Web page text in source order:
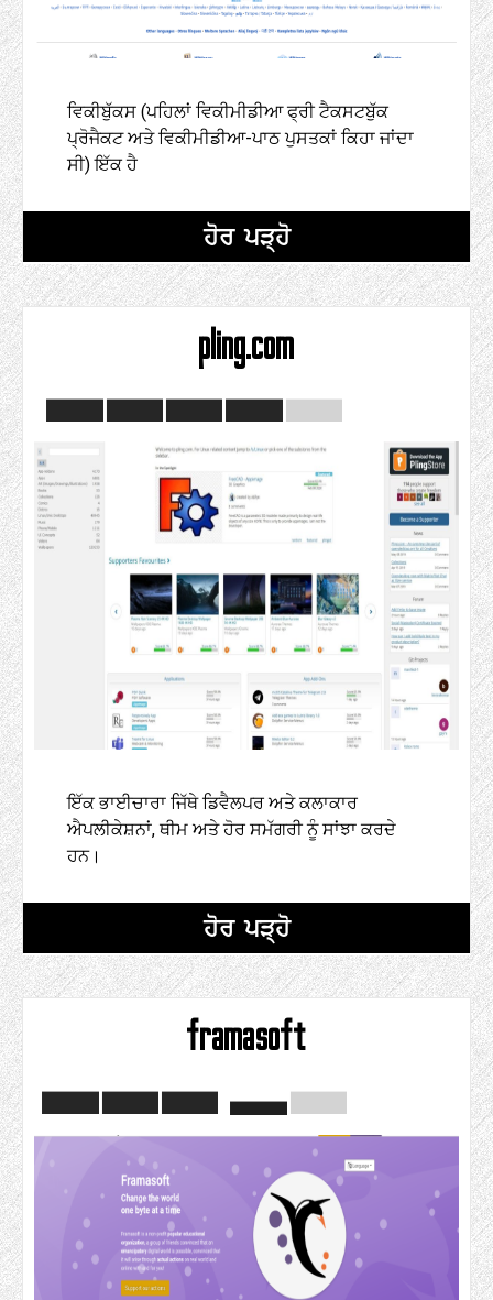
ਵਿਕੀਬੁੱਕਸ (ਪਹਿਲਾਂ ਵਿਕੀਮੀਡੀਆ ਫ੍ਰੀ ਟੈਕਸਟਬੁੱਕ
ਪ੍ਰੋਜੈਕਟ ਅਤੇ ਵਿਕੀਮੀਡੀਆ-ਪਾਠ ਪੁਸਤਕਾਂ ਕਿਹਾ ਜਾਂਦਾ
ਸੀ) ਇੱਕ ਹੈ
ਹੋਰ ਪੜ੍ਹੋ
pling.com
ਇੱਕ ਭਾਈਚਾਰਾ ਜਿੱਥੇ ਡਿਵੈਲਪਰ ਅਤੇ ਕਲਾਕਾਰ
ਐਪਲੀਕੇਸ਼ਨਾਂ, ਥੀਮ ਅਤੇ ਹੋਰ ਸਮੱਗਰੀ ਨੂੰ ਸਾਂਝਾ ਕਰਦੇ
ਹਨ।
ਹੋਰ ਪੜ੍ਹੋ
framasoft